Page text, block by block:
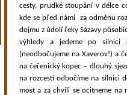
cesty, prudké stoupání v délce
kde se před námi
za odměnu
dojmu z údolí řeky Sázavy
výhledy a jedeme po silnici
(neodbočujeme na Xaverov!) a
na čeřenický kopec – dlouhý
na rozcestí odbočíme na silnici
most a za chvíli se ocitneme na